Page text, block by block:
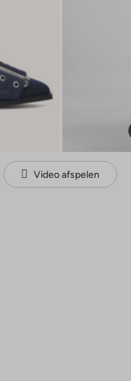
Video afspelen